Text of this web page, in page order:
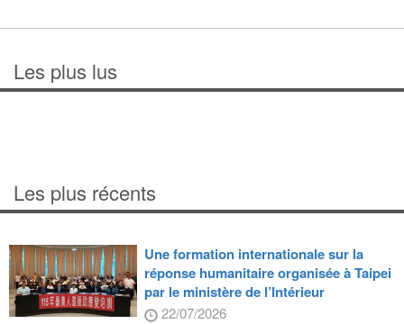
Les plus lus
Les plus récents
Une formation internationale sur la
réponse humanitaire organisée à Taipei
par le ministère de l’Intérieur
22/07/2026